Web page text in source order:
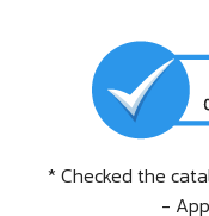
* Checked the
-